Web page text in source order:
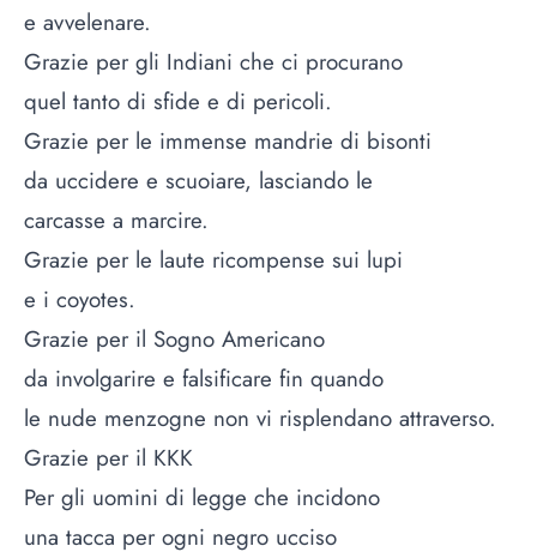
e avvelenare.
Grazie per gli Indiani che ci procurano
quel tanto di sfide e di pericoli.
Grazie per le immense mandrie di bisonti
da uccidere e scuoiare, lasciando le
carcasse a marcire.
Grazie per le laute ricompense sui lupi
e i coyotes.
Grazie per il Sogno Americano
da involgarire e falsificare fin quando
le nude menzogne non vi risplendano attraverso.
Grazie per il KKK
Per gli uomini di legge che incidono
una tacca per ogni negro ucciso